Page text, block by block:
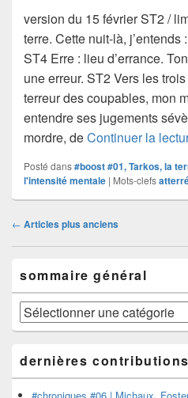
version du 15 février ST2 /
terre. Cette nuit-là, j’entends
ST4 Erre : lieu d’errance.
une erreur. ST2 Vers les
terreur des coupables, mon
entendre ses jugements
mordre, deContinuer la
Posté dans#boost #01, Tarkos, la
l'intensité mentale | Mots-clefs
Navigation
articles
← Articles plus anciens
principale
de
widget
pour
la
latérale
sommaire général
sommaire
général
dernières contributions